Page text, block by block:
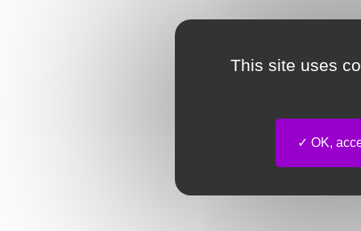
This site uses
OK,